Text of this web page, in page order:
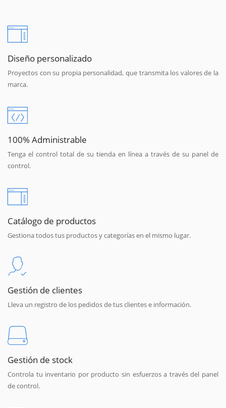
Diseño personalizado
Proyectos con su propia personalidad, que transmita los valores de la
marca.
100% Administrable
Tenga el control total de su tienda en línea a través de su panel de
control.
Catálogo de productos
Gestiona todos tus productos y categorías en el mismo lugar.
Gestión de clientes
Lleva un registro de los pedidos de tus clientes e información.
Gestión de stock
Controla tu inventario por producto sin esfuerzos a través del panel
de control.